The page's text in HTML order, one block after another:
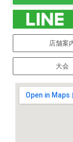
店舗案
大会